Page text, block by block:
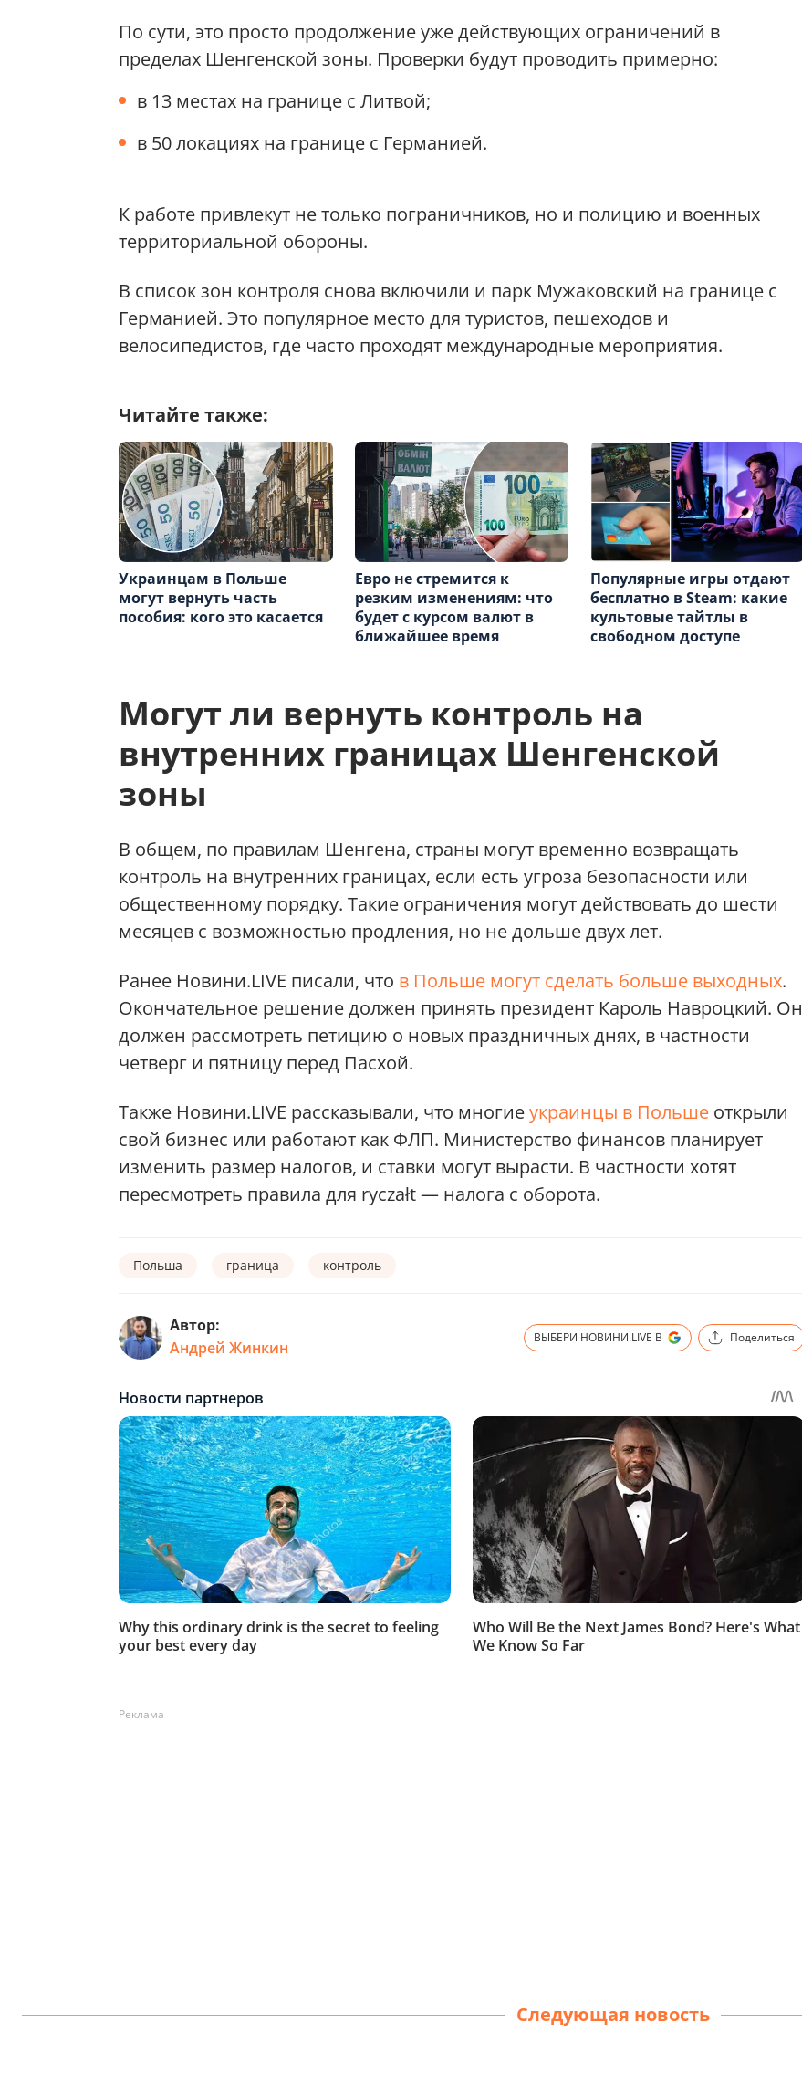
По сути, это просто продолжение уже действующих ограничений в
пределах Шенгенской зоны. Проверки будут проводить примерно:
в 13 местах на границе с Литвой;
в 50 локациях на границе с Германией.
К работе привлекут не только пограничников, но и полицию и военных
территориальной обороны.
В список зон контроля снова включили и парк Мужаковский на границе с
Германией. Это популярное место для туристов, пешеходов и
велосипедистов, где часто проходят международные мероприятия.
Читайте также:
Украинцам в Польше
могут вернуть часть
пособия: кого это касается
Евро не стремится к
резким изменениям: что
будет с курсом валют в
ближайшее время
Популярные игры отдают
бесплатно в Steam: какие
культовые тайтлы в
свободном доступе
Могут ли вернуть контроль на
внутренних границах Шенгенской
зоны
В общем, по правилам Шенгена, страны могут временно возвращать
контроль на внутренних границах, если есть угроза безопасности или
общественному порядку. Такие ограничения могут действовать до шести
месяцев с возможностью продления, но не дольше двух лет.
Ранее Новини.LIVE писали, что в Польше могут сделать больше выходных.
Окончательное решение должен принять президент Кароль Навроцкий. Он
должен рассмотреть петицию о новых праздничных днях, в частности
четверг и пятницу перед Пасхой.
Также Новини.LIVE рассказывали, что многиеукраинцы в Польше открыли
свой бизнес или работают как ФЛП. Министерство финансов планирует
изменить размер налогов, и ставки могут вырасти. В частности хотят
пересмотреть правила для ryczałt — налога с оборота.
Польша граница контроль
Автор:
Андрей Жинкин
ВЫБЕРИ НОВИНИ.LIVE В Поделиться
Реклама
Следующая новость